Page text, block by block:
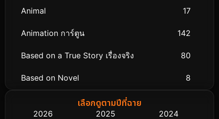
Animal 17
Animation การ์ตูน 142
Based on a True Story เรื่องจริง 80
Based on Novel 8
Biography ชีวิตจริงเลือกดูตามปีที่ฉาย
2026 2025
2024